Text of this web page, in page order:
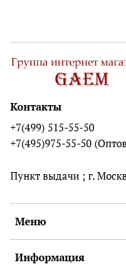
Меню
Информация
Контакты
+7(499) 515-55-50
+7(495)975-55-50
Пункт выдачи ; г.